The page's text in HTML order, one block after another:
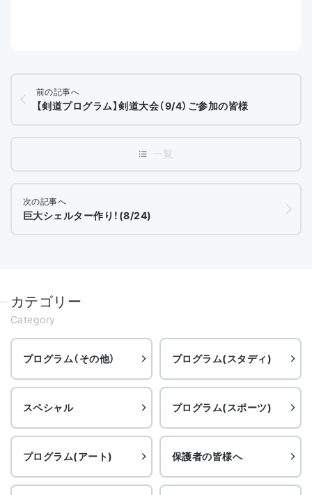
前の記事へ
【剣道プログラム】剣道大会（9/4）ご参加の皆様
次の記事へ
巨大シェルター作り！(8/24)
カテゴリー
Category
プログラム（その他） プログラム(スタディ)
スペシャル プログラム(スポーツ)
プログラム(アート) 保護者の皆様へ